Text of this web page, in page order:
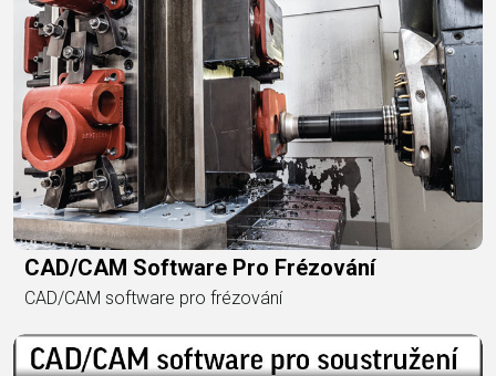
CAD/CAM Software Pro Frézování
CAD/CAM software pro frézování